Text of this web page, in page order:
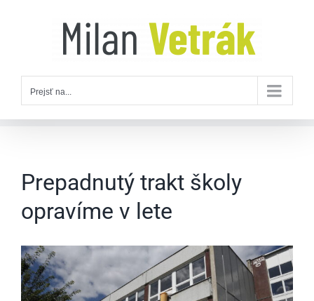
Prejsť na...
Prepadnutý trakt školy
opravíme v lete
Zobraziť
väčší
obrázok